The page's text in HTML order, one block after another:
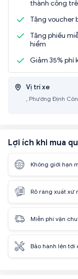
thành công
Tặng voucher
Tặng phiếu
hiểm
Giảm 35% phí
Vị trí xe
, Phường Định
Lợi ích khi mua
Không giới hạn
Rõ ràng xuất xứ
Miễn phí vận
Bảo hành lên